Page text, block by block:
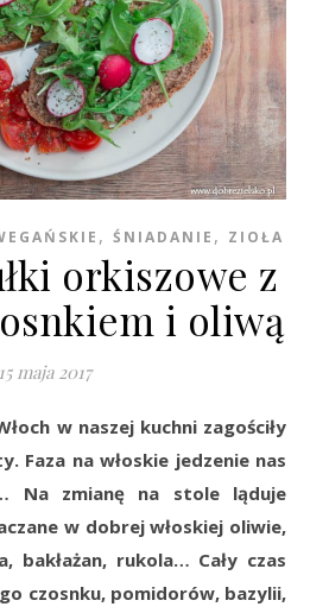
, ŚNIADANIE , ZIOŁA
orkiszowe z
i oliwą
15 maja 2017
w naszej kuchni zagościły
Faza na włoskie jedzenie nas
Na zmianę na stole ląduje
w dobrej włoskiej oliwie,
bakłażan, rukola… Cały czas
czosnku, pomidorów, bazylii,